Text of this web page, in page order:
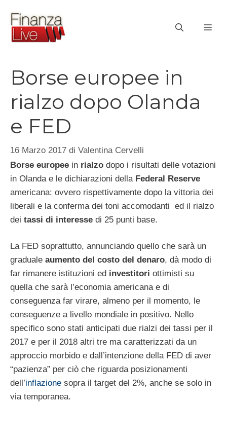
contenuto
Borse europee in
rialzo dopo Olanda
e FED
16 Marzo 2017 di Valentina Cervelli
Borse europee in rialzo dopo i risultati delle votazioni
in Olanda e le dichiarazioni della Federal Reserve
americana: ovvero rispettivamente dopo la vittoria dei
liberali e la conferma dei toni accomodanti ed il rialzo
dei tassi di interesse di 25 punti base.
La FED soprattutto, annunciando quello che sarà un
graduale aumento del costo del denaro, dà modo di
far rimanere istituzioni ed investitori ottimisti su
quella che sarà l’economia americana e di
conseguenza far virare, almeno per il momento, le
conseguenze a livello mondiale in positivo. Nello
specifico sono stati anticipati due rialzi dei tassi per il
2017 e per il 2018 altri tre ma caratterizzati da un
approccio morbido e dall’intenzione della FED di aver
“pazienza” per ciò che riguarda posizionamenti
dell’inflazione sopra il target del 2%, anche se solo in
via temporanea.